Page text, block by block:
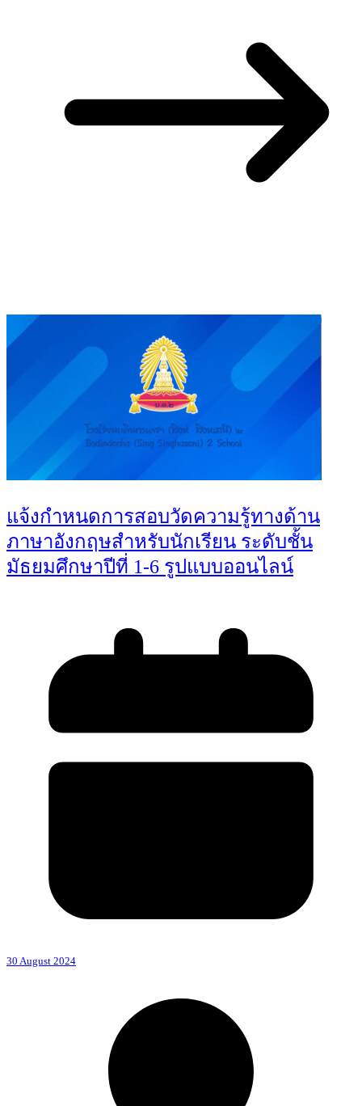
แจ้งกำหนดการสอบวัดความรู้ทางด้าน
ภาษาอังกฤษสำหรับนักเรียน ระดับชั้น
มัธยมศึกษาปีที่ 1-6 รูปแบบออนไลน์
30 August 2024